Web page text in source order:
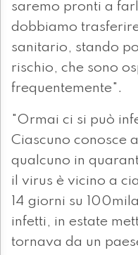
saremo pronti a
dobbiamo
sanitario, stando
rischio, che sono
frequentemente".
"Ormai ci si può
Ciascuno conosce
qualcuno in
il virus è vicino a
14 giorni su
infetti, in estate
tornava da un